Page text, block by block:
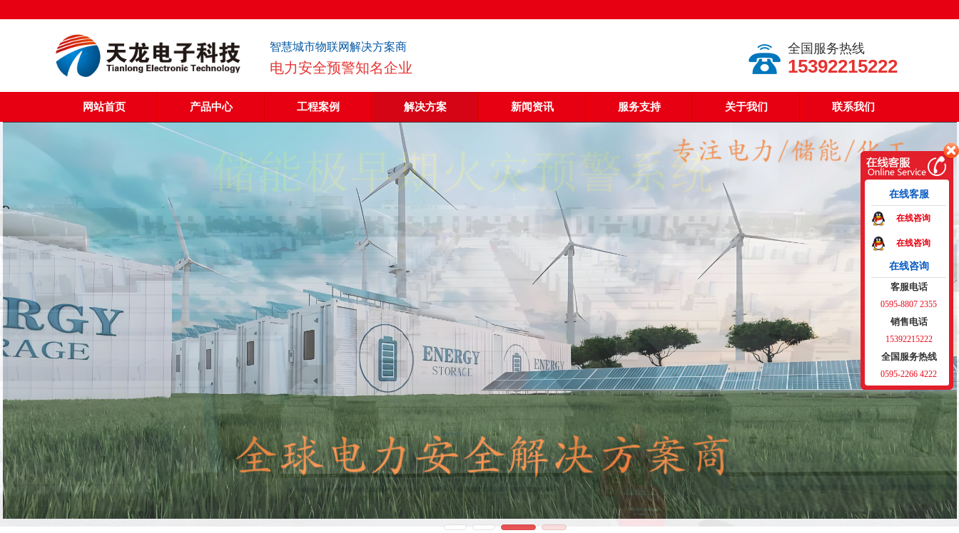
智慧城市物联网解决方案商
电力安全预警知名企业
全国服务热线
15392215222
网站首页 产品中心 工程案例 解决方案 新闻资讯 服务支持 关于我们 联系我们
在线客服
在线咨询
在线咨询
在线咨询
客服电话
0595-8807 2355
销售电话
15392215222
全国服务热线
0595-2266 4222